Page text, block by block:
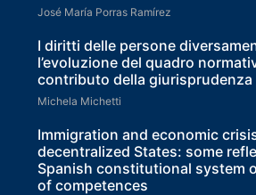
José María Porras Ramírez
I diritti delle persone
l’evoluzione del quadro
contributo della
Michela Michetti
Immigration and economic
decentralized States: some
Spanish constitutional system
of competences